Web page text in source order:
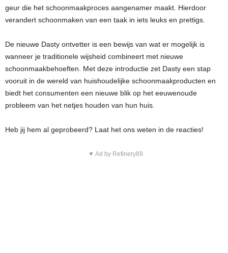
geur die het schoonmaakproces aangenamer maakt. Hierdoor
verandert schoonmaken van een taak in iets leuks en prettigs.
De nieuwe Dasty ontvetter is een bewijs van wat er mogelijk is
wanneer je traditionele wijsheid combineert met nieuwe
schoonmaakbehoeften. Met deze introductie zet Dasty een stap
vooruit in de wereld van huishoudelijke schoonmaakproducten en
biedt het consumenten een nieuwe blik op het eeuwenoude
probleem van het netjes houden van hun huis.
Heb jij hem al geprobeerd? Laat het ons weten in de reacties!
▼ Ad by Refinery89